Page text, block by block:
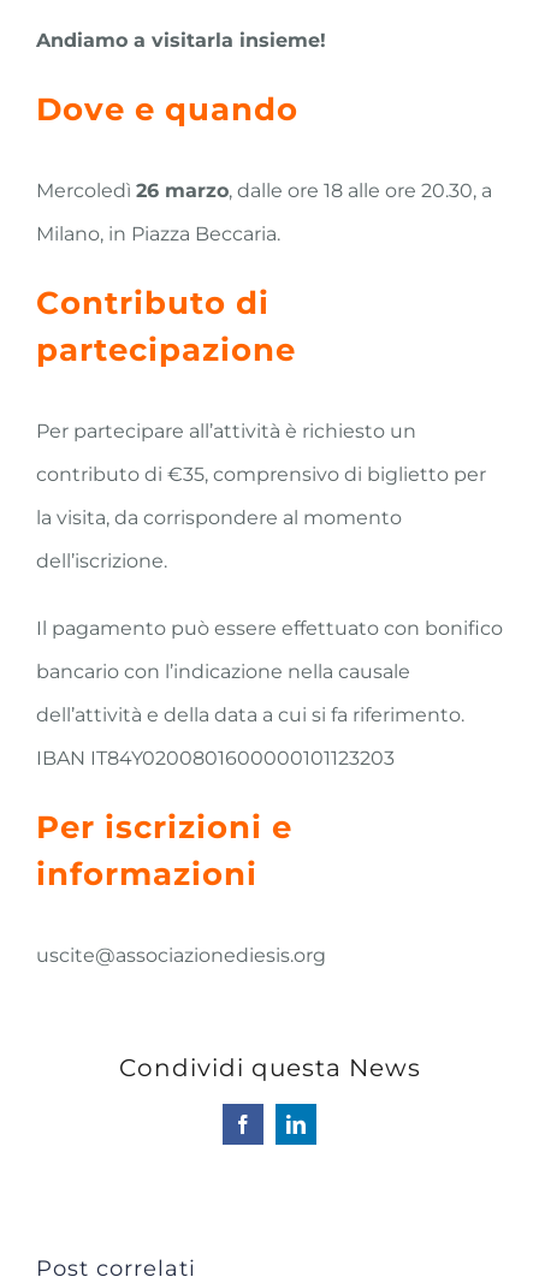
Andiamo a visitarla insieme!
Dove e quando
Mercoledì 26 marzo, dalle ore 18 alle ore 20.30, a
Milano, in Piazza Beccaria.
Contributo di
partecipazione
Per partecipare all’attività è richiesto un
contributo di €35, comprensivo di biglietto per
la visita, da corrispondere al momento
dell’iscrizione.
Il pagamento può essere effettuato con bonifico
bancario con l’indicazione nella causale
dell’attività e della data a cui si fa riferimento.
IBAN IT84Y0200801600000101123203
Per iscrizioni e
informazioni
uscite@associazionediesis.org
Condividi questa News
FacebookLinkedIn
Post correlati